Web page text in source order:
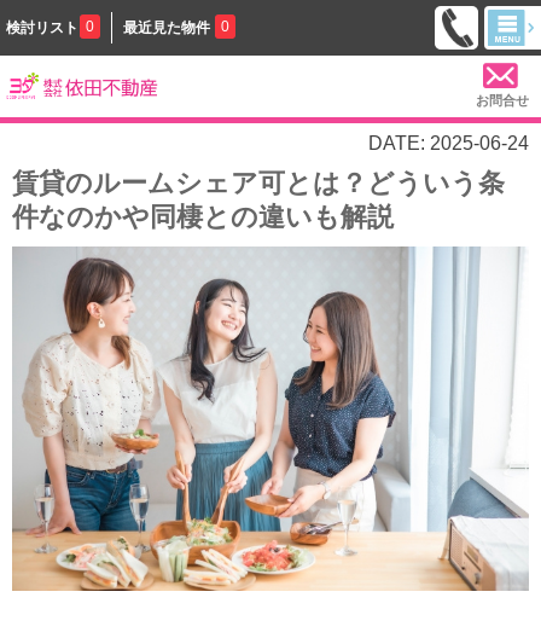
検討リスト 0 最近見た物件 0
お問合せ
DATE: 2025-06-24
賃貸のルームシェア可とは？どういう条
件なのかや同棲との違いも解説